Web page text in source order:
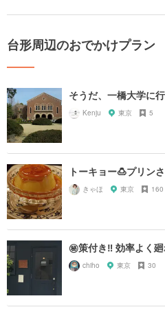
台形周辺のおでかけプラン
そうだ、一橋大学に
Kenju 東京 5
トーキョー🍮プリン
きゃほ 東京 160
㊙️策付き‼︎ 効率よく
chiho 東京 30